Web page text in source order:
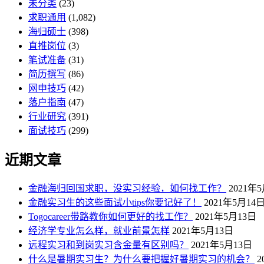
未分类 (23)
求职通用 (1,082)
海归硕士 (398)
直推岗位 (3)
笔试准备 (31)
简历撰写 (86)
网申技巧 (42)
落户指南 (47)
行业研究 (391)
面试技巧 (299)
近期文章
金融海归回国求职，没实习经验，如何找工作？
2021年5
金融实习生的这些面试小tips你要记好了！
2021年5月14日
Togocareer带路教你如何更好的找工作？
2021年5月13日
经济学专业怎么样，就业前景怎样 2021年5月13日
远程实习和到岗实习含金量有区别吗？
2021年5月13日
什么是暑期实习生？为什么要把握好暑期实习的机会？